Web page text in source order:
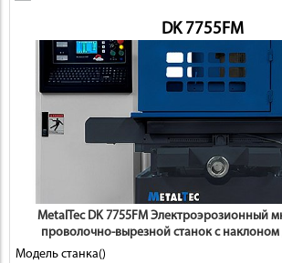
DK 7755FМ
MetalTec DK 7755FМ Электроэрозионный
проволочно-вырезной станок с наклоном
Модель станка()